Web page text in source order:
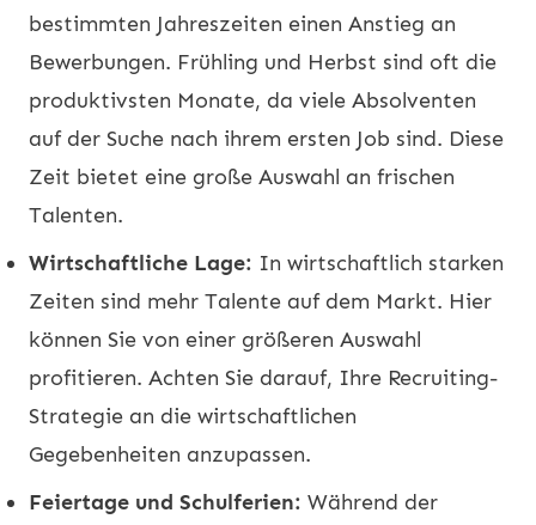
bestimmten Jahreszeiten einen Anstieg an
Bewerbungen. Frühling und Herbst sind oft die
produktivsten Monate, da viele Absolventen
auf der Suche nach ihrem ersten Job sind. Diese
Zeit bietet eine große Auswahl an frischen
Talenten.
Wirtschaftliche Lage: In wirtschaftlich starken
Zeiten sind mehr Talente auf dem Markt. Hier
können Sie von einer größeren Auswahl
profitieren. Achten Sie darauf, Ihre Recruiting-
Strategie an die wirtschaftlichen
Gegebenheiten anzupassen.
Feiertage und Schulferien: Während der